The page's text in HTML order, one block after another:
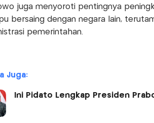
juga menyoroti pentingnya
bersaing dengan negara lain,
pemerintahan.
Juga:
Ini Pidato Lengkap Presiden